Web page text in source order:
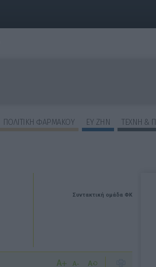
ΠΟΛΙΤΙΚΗ ΦΑΡΜΑΚΟΥ ΕΥ ΖΗΝ
ΤΕΧΝΗ &
Συντακτική ομάδα ΦΚ